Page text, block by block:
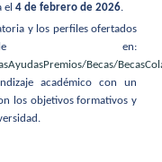
el 4 de febrero de 2026.
y los perfiles ofertados
en:
Becas/
académico con un
los objetivos formativos y